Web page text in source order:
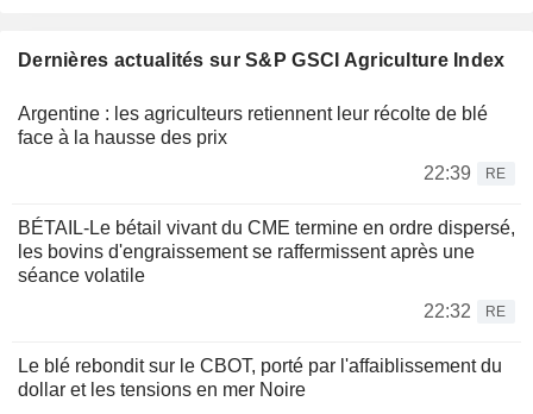
Dernières actualités sur S&P GSCI Agriculture Index
Argentine : les agriculteurs retiennent leur récolte de blé
face à la hausse des prix
22:39
RE
BÉTAIL-Le bétail vivant du CME termine en ordre dispersé,
les bovins d'engraissement se raffermissent après une
séance volatile
22:32
RE
Le blé rebondit sur le CBOT, porté par l'affaiblissement du
dollar et les tensions en mer Noire